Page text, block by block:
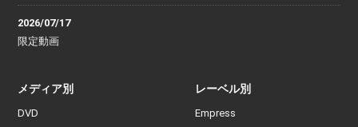
2026/07/17
限定動画
メディア別
DVD
レーベル別
Empress